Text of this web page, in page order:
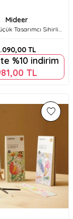
Mideer
Tasarımcı Sihirli
TL
%10 indirim
TL